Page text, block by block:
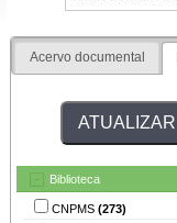
Acervo documental
Biblioteca
CNPMS (273)